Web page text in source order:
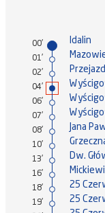
00' Idalin
01'
02'
04'
06'
07'
08' Jana
10'
13' Dw.
16'
18' 25
19' 25